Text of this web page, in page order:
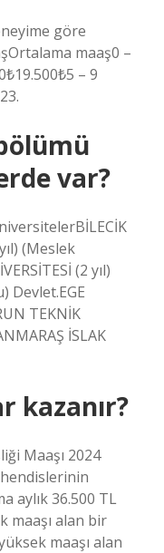
göre
maaş0 –
– 9
var?
(Meslek
(2 yıl)
Devlet.EGE
TEKNİK
İSLAK
kazanır?
Maaşı 2024
aylık 36.500 TL
maaşı alan bir
maaşı alan